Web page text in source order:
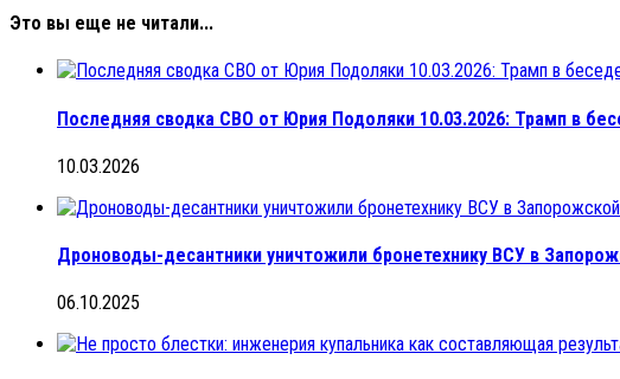
Это вы еще не читали...
Последняя сводка СВО от Юрия Подоляки 10.03.2026: Трамп в
10.03.2026
Дроноводы-десантники уничтожили бронетехнику ВСУ в
06.10.2025